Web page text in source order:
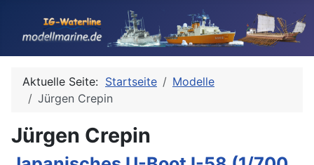
Aktuelle Seite: Startseite
Modelle
Jürgen Crepin
Jürgen Crepin